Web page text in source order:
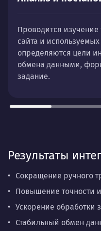
Проводится
сайта и
определяются цели
обмена данными,
задание.
Результаты
Сокращение ручного
Повышение точности
Ускорение обработки
Стабильный обмен